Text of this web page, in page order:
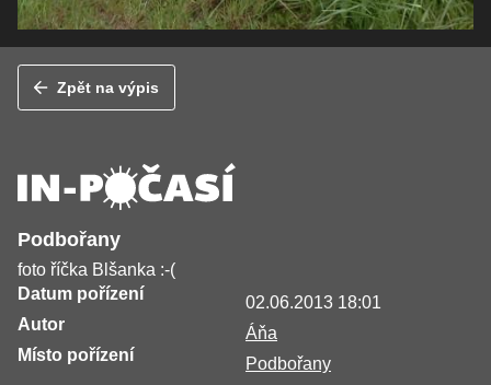
Zpět na výpis
Podbořany
foto říčka Blšanka :-(
Datum pořízení
02.06.2013 18:01
Autor
Áňa
Místo pořízení
Podbořany